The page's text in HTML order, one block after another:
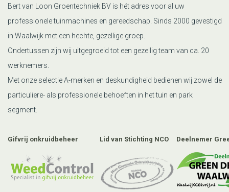
Bert van Loon Groentechniek BV is hét adres voor al uw
professionele tuinmachines en gereedschap. Sinds 2000 gevestigd
in Waalwijk met een hechte, gezellige groep.
Ondertussen zijn wij uitgegroeid tot een gezellig team van ca. 20
werknemers.
Met onze selectie A-merken en deskundigheid bedienen wij zowel de
particuliere- als professionele behoeften in het tuin en park
segment.
Gifvrij onkruidbeheer Lid van Stichting NCO Deelnemer